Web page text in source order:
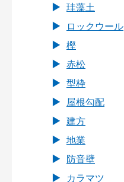
珪藻土
ロックウール
樫
赤松
型枠
屋根勾配
建方
地業
防音壁
カラマツ